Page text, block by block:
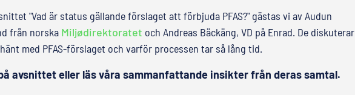
"Vad är status gällande förslaget att förbjuda PFAS?" gästas vi av Audun
från norska Miljødirektoratet och Andreas Bäckäng, VD på Enrad. De diskuterar
med PFAS-förslaget och varför processen tar så lång tid.
avsnittet eller läs våra sammanfattande insikter från deras samtal.